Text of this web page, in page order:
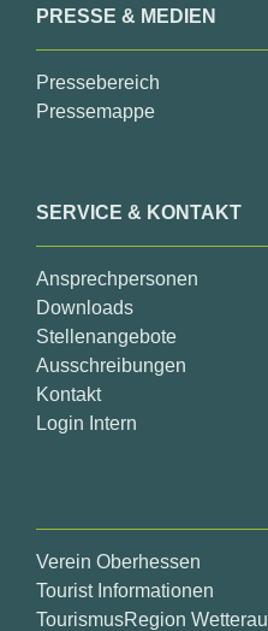
PRESSE & MEDIEN
Pressebereich
Pressemappe
SERVICE & KONTAKT
Ansprechpersonen
Downloads
Stellenangebote
Ausschreibungen
Kontakt
Login Intern
Verein Oberhessen
Tourist Informationen
TourismusRegion Wetterau